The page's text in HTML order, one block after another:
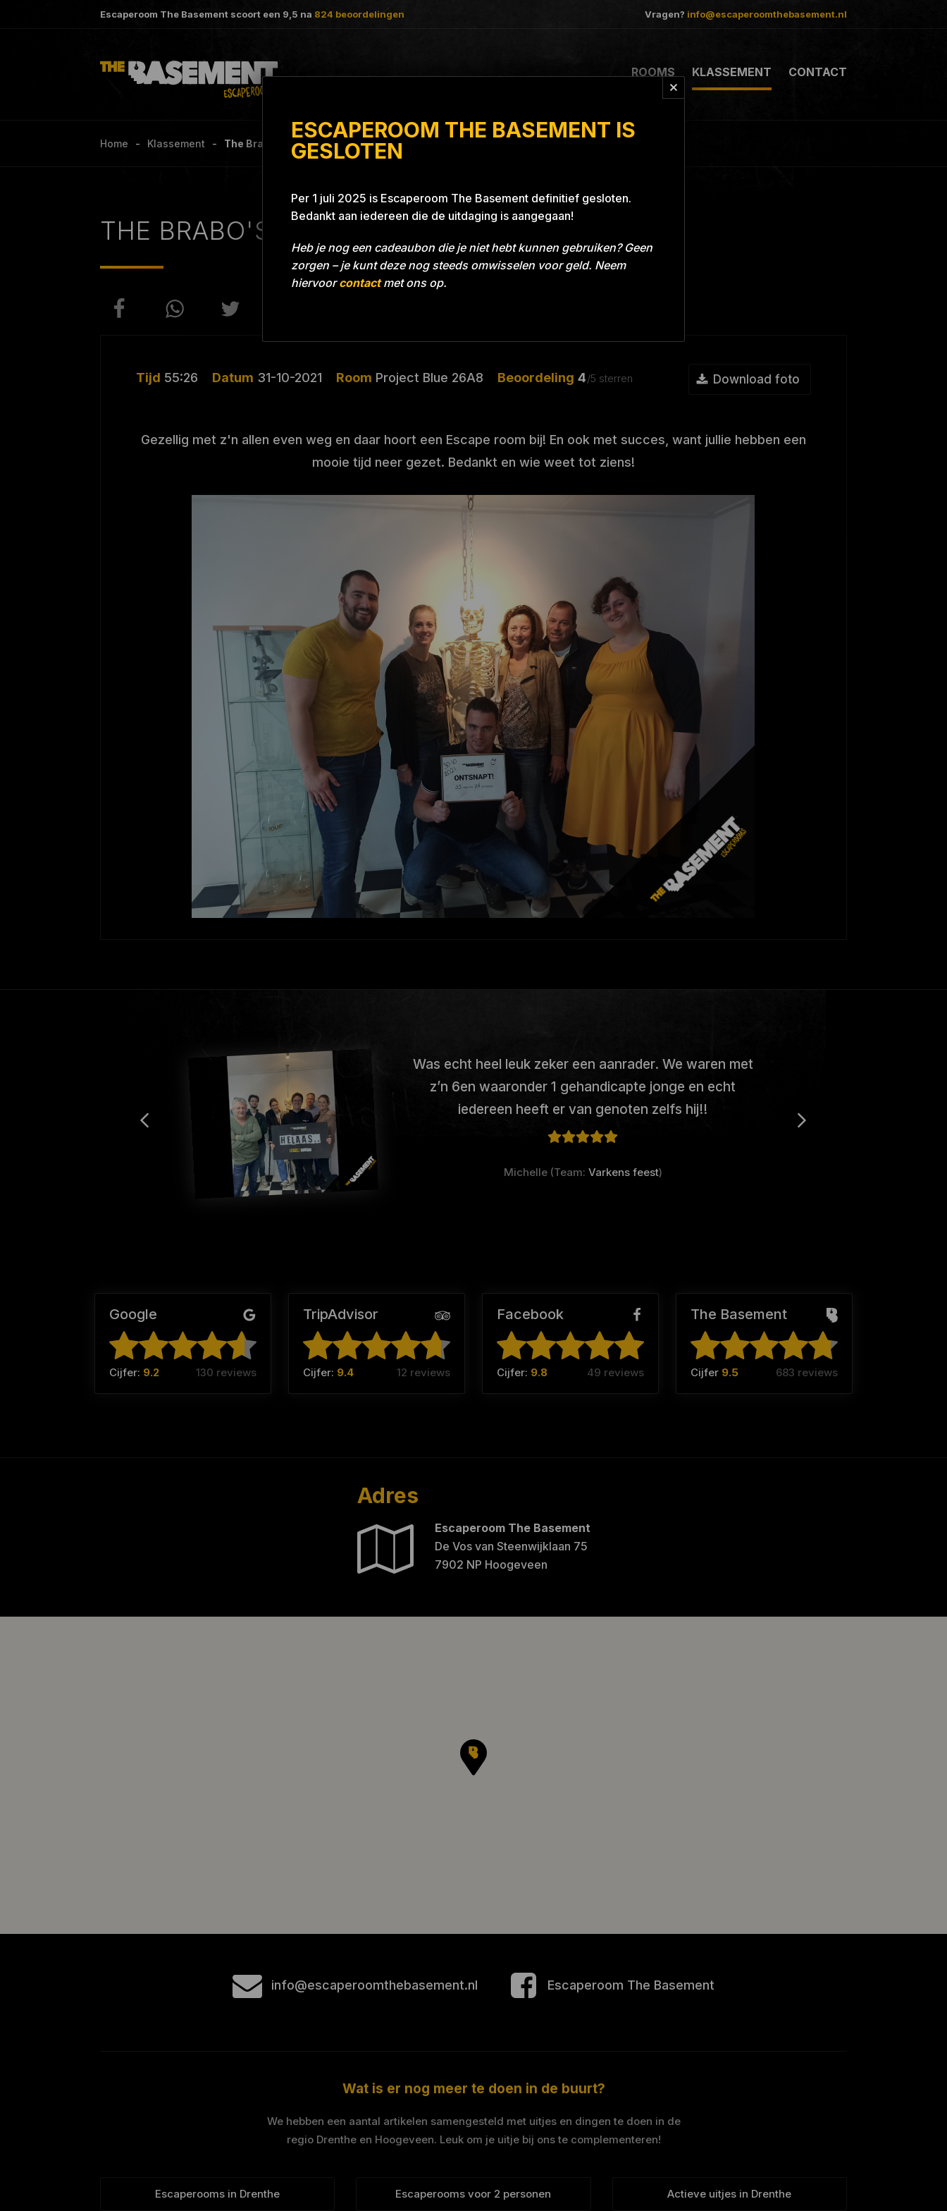
ESCAPEROOM THE BASEMENT IS
GESLOTEN
Per 1 juli 2025 is Escaperoom The Basement definitief gesloten.
Bedankt aan iedereen die de uitdaging is aangegaan!
Heb je nog een cadeaubon die je niet hebt kunnen gebruiken? Geen
zorgen – je kunt deze nog steeds omwisselen voor geld. Neem
hiervoorcontactmet ons op.
Escaperoom The Basement scoort een 9,5 na 824 beoordelingen Vragen? info@escaperoomthebasement.nl
ROOMS KLASSEMENT CONTACT
Home Klassement The Brabo's Project Blue 26A8
THE BRABO'S
Tijd 55:26 Datum 31-10-2021 Room Project Blue 26A8 Beoordeling 4/5 sterren Download foto
Gezellig met z'n allen even weg en daar hoort een Escape room bij! En ook met succes, want jullie hebben een
mooie tijd neer gezet. Bedankt en wie weet tot ziens!
Was echt heel leuk zeker een aanrader. We waren met
z’n 6en waaronder 1 gehandicapte jonge en echt
iedereen heeft er van genoten zelfs hij!!
Michelle (Team: Varkens feest)
Google
Cijfer: 9.2 130 reviews
TripAdvisor
Cijfer: 9.4 12 reviews
Facebook
Cijfer: 9.8 49 reviews
The Basement
Cijfer 9.5 683 reviews
Adres
Escaperoom The Basement
De Vos van Steenwijklaan 75
7902 NP Hoogeveen
info@escaperoomthebasement.nl Escaperoom The Basement
Wat is er nog meer te doen in de buurt?
We hebben een aantal artikelen samengesteld met uitjes en dingen te doen in de
regio Drenthe en Hoogeveen. Leuk om je uitje bij ons te complementeren!
Escaperooms in Drenthe Escaperooms voor 2 personen Actieve uitjes in Drenthe